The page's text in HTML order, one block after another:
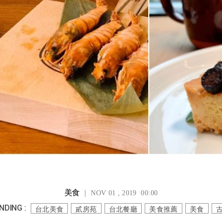
美食 ｜ NOV 01 , 2019 00:00
: 台北美食 貳房苑 台北餐廳 美食推薦 美食